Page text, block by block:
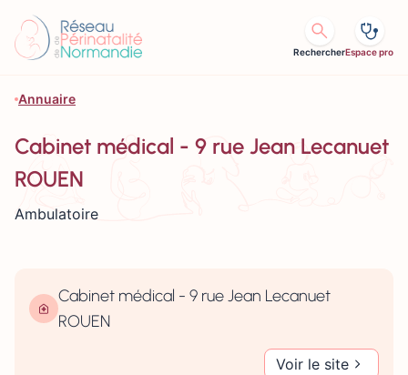
RechercherEspace pro
Annuaire
Cabinet médical - 9 rue Jean Lecanuet
ROUEN
Ambulatoire
Cabinet médical - 9 rue Jean Lecanuet
ROUEN
Voir le site